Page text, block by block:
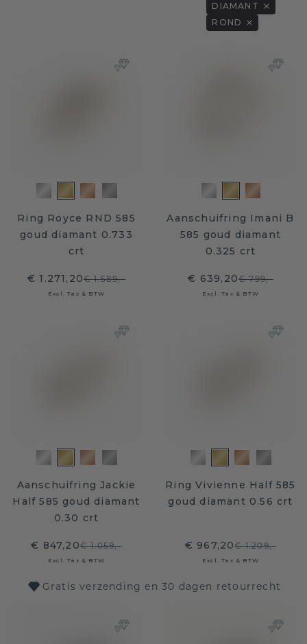
DIAMANT
ROND
Ring Royce RND 585
goud diamant 0.733
crt
€ 1.271,20€ 1.589,-
Excl. Tax & BTW
Aanschuifring Imani B
585 goud diamant
0.325 crt
€ 639,20€ 799,-
Excl. Tax & BTW
Aanschuifring Jackie
Half 585 goud diamant
0.30 crt
€ 847,20€ 1.059,-
Excl. Tax & BTW
Ring Vivienne Half 585
goud diamant 0.56 crt
€ 967,20€ 1.209,-
Excl. Tax & BTW
Gratis verzending en 30 dagen retourrecht